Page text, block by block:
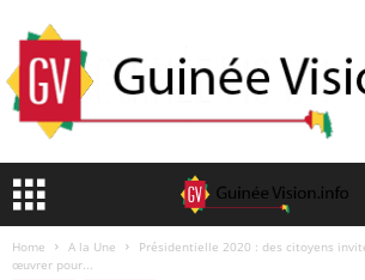
Home A la Une
Présidentielle 2020 : des citoyens
œuvrer pour...